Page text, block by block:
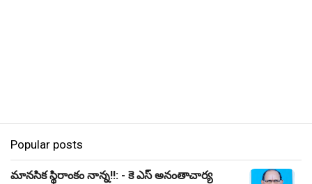
Popular posts
మానసిక స్థిరాంకం నాన్న!!: - కె ఎస్ అనంతాచార్య